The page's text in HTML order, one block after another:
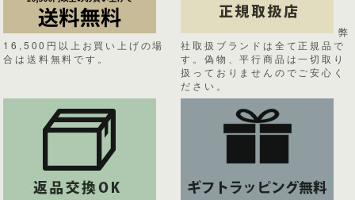
16,500円以上お買い上げの場
合は送料無料です。
弊
社取扱ブランドは全て正規品で
す。偽物、平行商品は一切取り
扱っておりませんのでご安心く
ださい。